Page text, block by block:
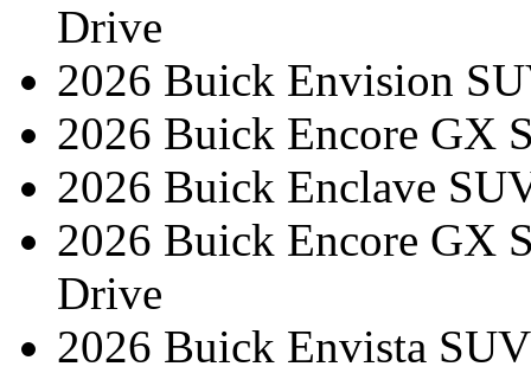
Drive
2026 Buick Envision
2026 Buick Encore GX
2026 Buick Enclave
2026 Buick Encore GX
Drive
2026 Buick Envista